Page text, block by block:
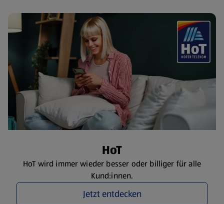
HoT
HoT wird immer wieder besser oder billiger für alle
Kund:innen.
Jetzt entdecken